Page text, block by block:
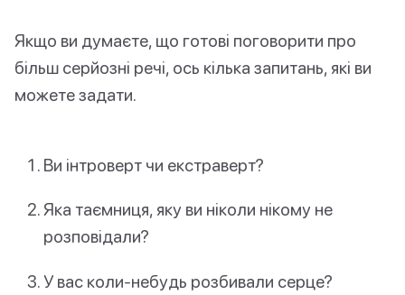
Якщо ви думаєте, що готові поговорити про
більш серйозні речі, ось кілька запитань, які ви
можете задати.
Ви інтроверт чи екстраверт?
Яка таємниця, яку ви ніколи нікому не
розповідали?
У вас коли-небудь розбивали серце?